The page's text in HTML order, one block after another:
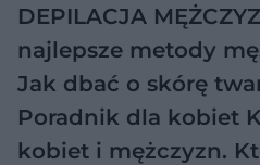
DEPILACJA
najlepsze metody
Jak dbać o skórę
Poradnik dla kobiet
kobiet i mężczyzn.